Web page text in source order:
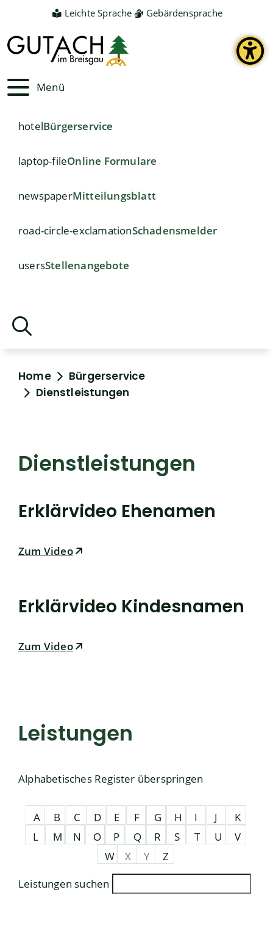
Leichte Sprache Gebärdensprache
Menü
hotelBürgerservice
laptop-fileOnline Formulare
newspaperMitteilungsblatt
road-circle-exclamationSchadensmelder
usersStellenangebote
Home
Bürgerservice
Dienstleistungen
Dienstleistungen
Erklärvideo Ehenamen
Zum Video
Erklärvideo Kindesnamen
Zum Video
Leistungen
Alphabetisches Register überspringen
A B C D E F G H I J
K
L
M N O P Q R S T U
V
W
X Y
Z
Leistungen suchen